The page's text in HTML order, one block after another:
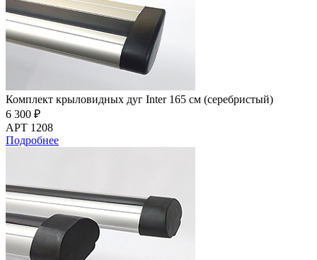
Комплект крыловидных дуг Inter 165 см (серебристый)
6 300 ₽
АРТ 1208
Подробнее